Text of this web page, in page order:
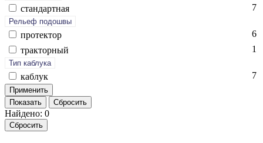
стан­дарт­ная 7
Рельеф подошвы
про­тек­тор
6
трак­торный
1
Тип каблука
каб­лук 7
Показать Сбросить
Найдено: 0
Сбросить